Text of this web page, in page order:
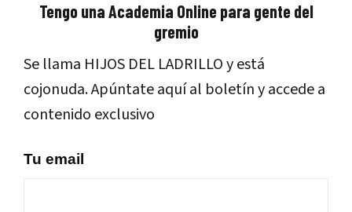
Tengo una Academia Online para gente del
gremio
Se llama HIJOS DEL LADRILLO y está
cojonuda. Apúntate aquí al boletín y accede a
contenido exclusivo
Tu email